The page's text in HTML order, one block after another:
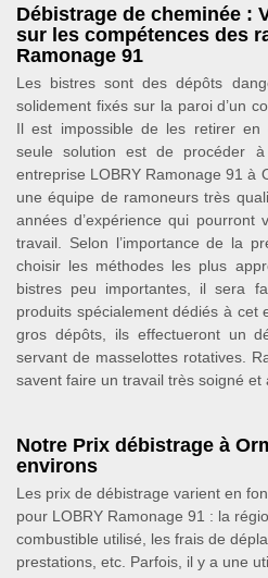
Débistrage de cheminée :
sur les compétences des
Ramonage 91
Les bistres sont des dépôts
solidement fixés sur la paroi d’un
Il est impossible de les retirer en
seule solution est de procéder
entreprise LOBRY Ramonage 91 à
une équipe de ramoneurs très
années d’expérience qui
travail. Selon l’importance de la
choisir les méthodes les plus
bistres peu importantes, il sera
produits spécialement dédiés à cet
gros dépôts, ils effectueront un
servant de masselottes rotatives.
savent faire un travail très soigné et
Notre Prix débistrage à
environs
Les prix de débistrage varient en
pour LOBRY Ramonage 91 : la
combustible utilisé, les frais de
prestations, etc. Parfois, il y a une